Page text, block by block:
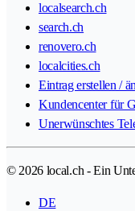
localsearch.ch
search.ch
renovero.ch
localcities.ch
Eintrag erstellen /
Kundencenter für
Unerwünschtes
© 2026 local.ch - Ein
DE